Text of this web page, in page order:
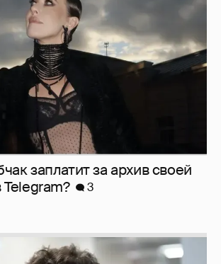
заплатит за архив своей
3